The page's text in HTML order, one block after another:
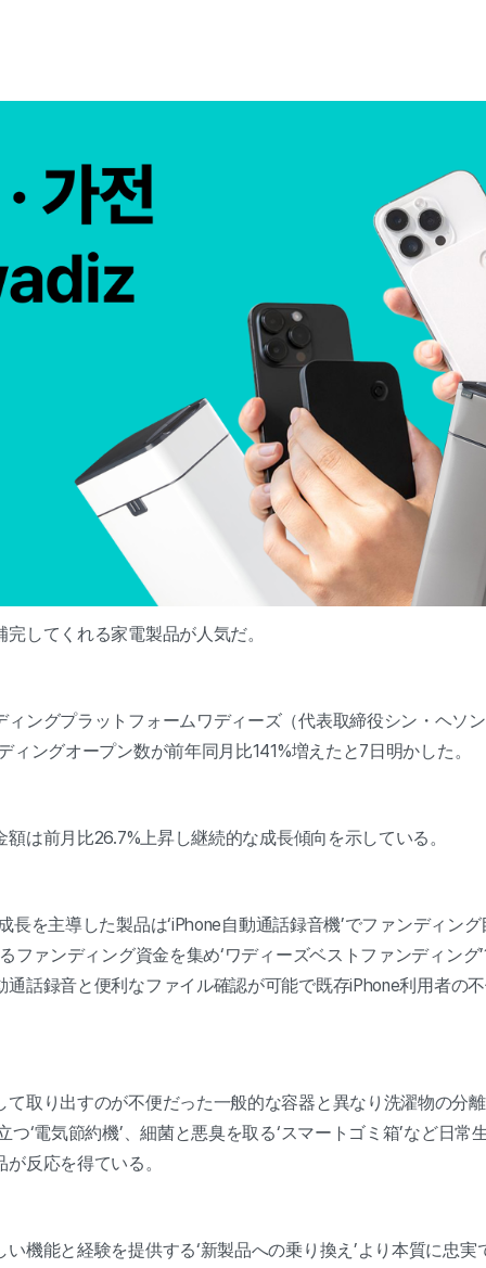
してくれる家電製品が人気だ。
ィングプラットフォームワディーズ（代表取締役シン・ヘソ
ィングオープン数が前年同月比141%増えたと7日明かした。
は前月比26.7%上昇し継続的な成長傾向を示している。
長を主導した製品は‘iPhone自動通話録音機’でファンディン
ファンディング資金を集め‘ワディーズベストファンディング
通話録音と便利なファイル確認が可能で既存iPhone利用者の
取り出すのが不便だった一般的な容器と異なり洗濯物の分
つ‘電気節約機’、細菌と悪臭を取る‘スマートゴミ箱’など日常
反応を得ている。
機能と経験を提供する‘新製品への乗り換え’より本質に忠実